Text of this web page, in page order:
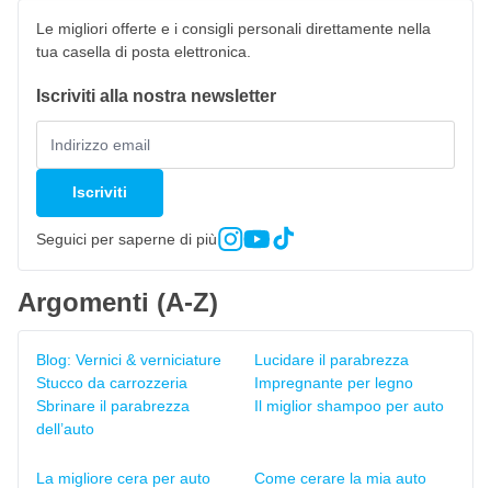
Le migliori offerte e i consigli personali direttamente nella
tua casella di posta elettronica.
Iscriviti alla nostra newsletter
Iscriviti
Seguici per saperne di più
Argomenti (A-Z)
Blog: Vernici & verniciature
Stucco da carrozzeria
Sbrinare il parabrezza
dell’auto
Lucidare il parabrezza
Impregnante per legno
Il miglior shampoo per auto
La migliore cera per auto
Come cerare la mia auto